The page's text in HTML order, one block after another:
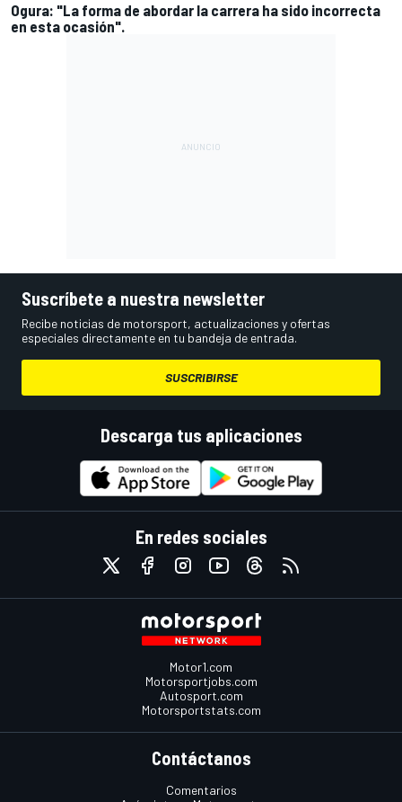
Ogura: "La forma de abordar la carrera ha sido incorrecta
en esta ocasión".
Suscríbete a nuestra newsletter
Recibe noticias de motorsport, actualizaciones y ofertas
especiales directamente en tu bandeja de entrada.
SUSCRIBIRSE
Descarga tus aplicaciones
En redes sociales
Motor1.com
Motorsportjobs.com
Autosport.com
Motorsportstats.com
Contáctanos
Comentarios